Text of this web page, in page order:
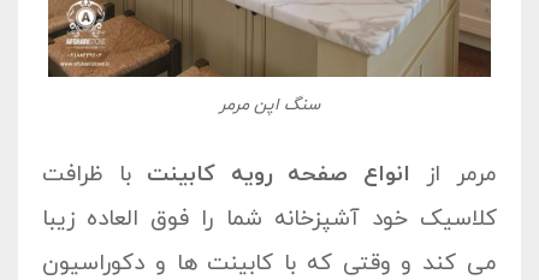
سنگ اپن مرمر
مرمر از انواع صفحه رویه کابینت با ظرافت
کلاسیک خود آشپزخانه شما را فوق العاده زیبا
می کند و وقتی که با کابینت ها و دکوراسیون